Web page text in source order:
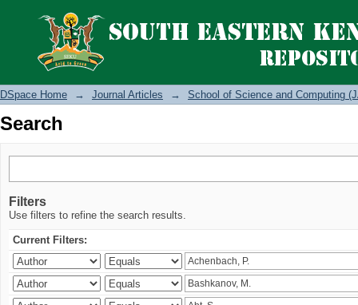
Search
DSpace Home → Journal Articles → School of Science and Computing
Search
Filters
Use filters to refine the search results.
Current Filters: